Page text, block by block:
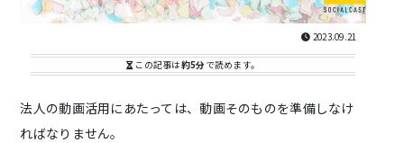
2023.09.21
この記事は約5分で読めます。
法人の動画活用にあたっては、動画そのものを準備しなけ
ればなりません。